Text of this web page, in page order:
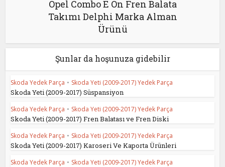
Opel Combo E Ön Fren Balata
Takımı Delphi Marka Alman
Ürünü
Şunlar da hoşunuza gidebilir
Skoda Yedek Parça • Skoda Yeti (2009-2017) Yedek Parça
Skoda Yeti (2009-2017) Süspansiyon
Skoda Yedek Parça • Skoda Yeti (2009-2017) Yedek Parça
Skoda Yeti (2009-2017) Fren Balatası ve Fren Diski
Skoda Yedek Parça • Skoda Yeti (2009-2017) Yedek Parça
Skoda Yeti (2009-2017) Karoseri Ve Kaporta Ürünleri
Skoda Yedek Parça • Skoda Yeti (2009-2017) Yedek Parça